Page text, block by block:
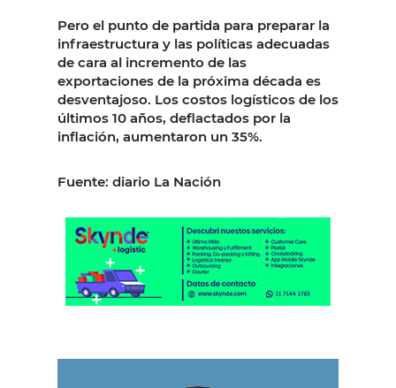
Pero el punto de partida para preparar la
infraestructura y las políticas adecuadas
de cara al incremento de las
exportaciones de la próxima década es
desventajoso. Los costos logísticos de los
últimos 10 años, deflactados por la
inflación, aumentaron un 35%.
Fuente: diario La Nación